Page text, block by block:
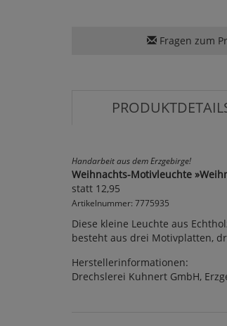
Fragen zum
Handarbeit aus dem Erzgebirge!
Weihnachts-Motivleuchte
statt 12,95
Artikelnummer: 7775935
Diese kleine Leuchte aus
besteht aus drei Motivplatten,
Herstellerinformationen:
Drechslerei Kuhnert GmbH,